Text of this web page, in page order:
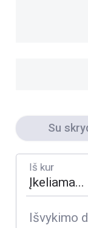
Su
Iš kur
Išvykimo